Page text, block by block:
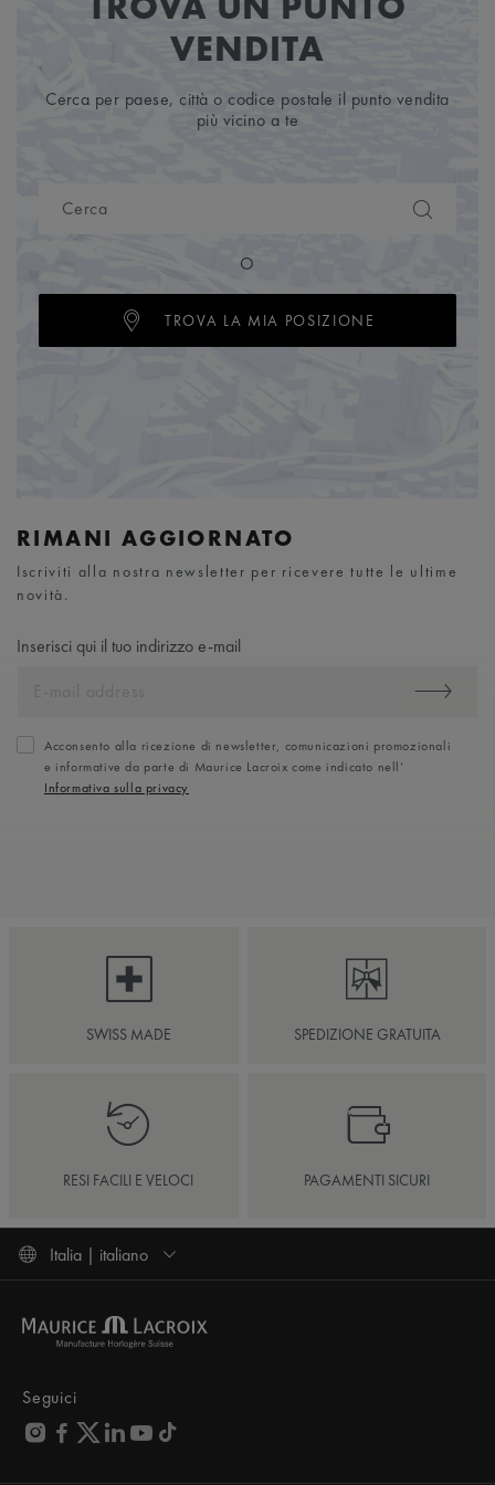
VENDITA
Cerca per paese, città o codice postale il punto vendita
più vicino a te
O
TROVA LA MIA POSIZIONE
RIMANI AGGIORNATO
Iscriviti alla nostra newsletter per ricevere tutte le ultime
novità.
Inserisci qui il tuo indirizzo e-mail
Acconsento alla ricezione di newsletter, comunicazioni promozionali
e informative da parte di Maurice Lacroix come indicato nell’
Informativa sulla privacy
SWISS MADE SPEDIZIONE GRATUITA
RESI FACILI E VELOCI PAGAMENTI SICURI
Italia | italiano
Seguici